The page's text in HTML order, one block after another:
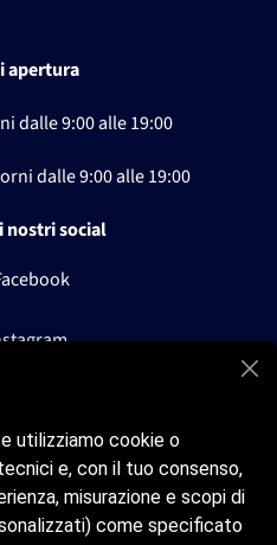
apertura
dalle9:00 alle 19:00
dalle9:00 alle 19:00
nostri social
tropez.com
699022
utilizziamo cookie o
e, con il tuo consenso,
misurazione e scopi di
come specificato